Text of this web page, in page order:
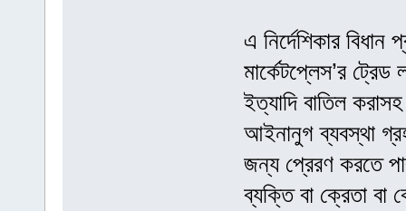
এ নির্দেশিকার বিধান
মার্কেটপ্লেস’র ট্রেড
ইত্যাদি বাতিল
আইনানুগ ব্যবস্থা
জন্য প্রেরণ করতে
ব্যক্তি বা ক্রেতা বা